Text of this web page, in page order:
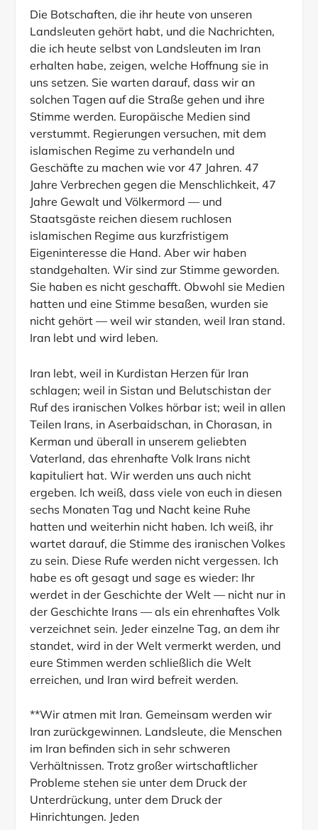
Die Botschaften, die ihr heute von unseren
Landsleuten gehört habt, und die Nachrichten,
die ich heute selbst von Landsleuten im Iran
erhalten habe, zeigen, welche Hoffnung sie in
uns setzen. Sie warten darauf, dass wir an
solchen Tagen auf die Straße gehen und ihre
Stimme werden. Europäische Medien sind
verstummt. Regierungen versuchen, mit dem
islamischen Regime zu verhandeln und
Geschäfte zu machen wie vor 47 Jahren. 47
Jahre Verbrechen gegen die Menschlichkeit, 47
Jahre Gewalt und Völkermord — und
Staatsgäste reichen diesem ruchlosen
islamischen Regime aus kurzfristigem
Eigeninteresse die Hand. Aber wir haben
standgehalten. Wir sind zur Stimme geworden.
Sie haben es nicht geschafft. Obwohl sie Medien
hatten und eine Stimme besaßen, wurden sie
nicht gehört — weil wir standen, weil Iran stand.
Iran lebt und wird leben.
Iran lebt, weil in Kurdistan Herzen für Iran
schlagen; weil in Sistan und Belutschistan der
Ruf des iranischen Volkes hörbar ist; weil in allen
Teilen Irans, in Aserbaidschan, in Chorasan, in
Kerman und überall in unserem geliebten
Vaterland, das ehrenhafte Volk Irans nicht
kapituliert hat. Wir werden uns auch nicht
ergeben. Ich weiß, dass viele von euch in diesen
sechs Monaten Tag und Nacht keine Ruhe
hatten und weiterhin nicht haben. Ich weiß, ihr
wartet darauf, die Stimme des iranischen Volkes
zu sein. Diese Rufe werden nicht vergessen. Ich
habe es oft gesagt und sage es wieder: Ihr
werdet in der Geschichte der Welt — nicht nur in
der Geschichte Irans — als ein ehrenhaftes Volk
verzeichnet sein. Jeder einzelne Tag, an dem ihr
standet, wird in der Welt vermerkt werden, und
eure Stimmen werden schließlich die Welt
erreichen, und Iran wird befreit werden.
**Wir atmen mit Iran. Gemeinsam werden wir
Iran zurückgewinnen. Landsleute, die Menschen
im Iran befinden sich in sehr schweren
Verhältnissen. Trotz großer wirtschaftlicher
Probleme stehen sie unter dem Druck der
Unterdrückung, unter dem Druck der
Hinrichtungen. Jeden